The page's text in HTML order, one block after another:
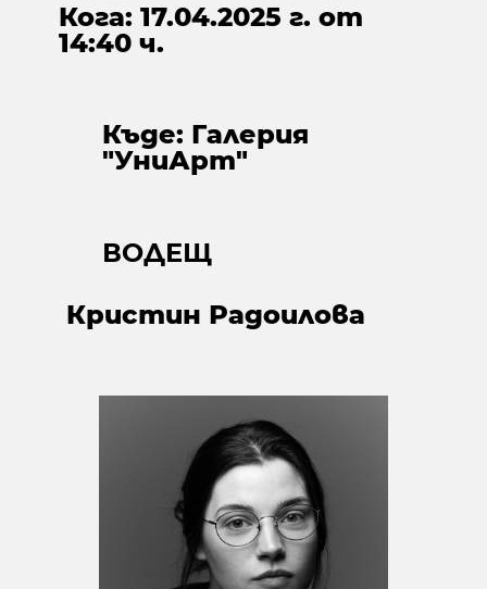
Кога: 17.04.2025 г. от
14:40 ч.
Къде: Галерия
"УниАрт"
ВОДЕЩ
Кристин Радоилова